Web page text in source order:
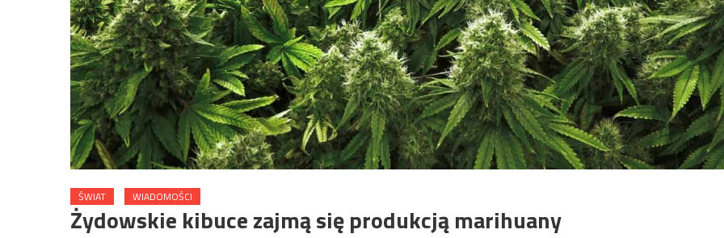
ŚWIAT WIADOMOŚCI
Żydowskie kibuce zajmą się produkcją marihuany